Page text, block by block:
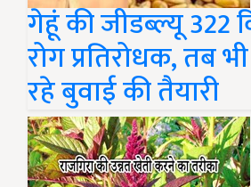
गेहूं की जीडब्ल्यू 322
रोग प्रतिरोधक, तब
रहे बुवाई की तैयारी